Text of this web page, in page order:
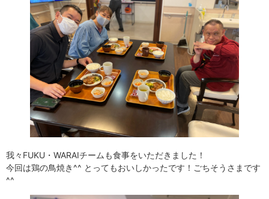
我々FUKU・WARAIチームも食事をいただきました！
今回は鶏の鳥焼き^^ とってもおいしかったです！ごちそうさまです
^^